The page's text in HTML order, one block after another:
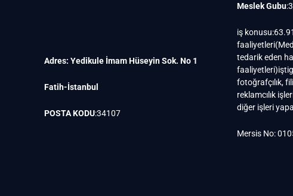
Adres: Yedikule İmam Hüseyin Sok. No 1
Fatih-İstanbul
POSTA KODU:34107
Meslek Gubu
iş
tedarik eden
fotoğrafçılık,
reklamcılık
diğer işleri
Mersis No: